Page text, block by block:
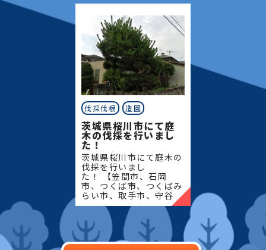
で伐採・抜根・剪定・草
刈りな
町】地域密着で伐採・抜
根・剪定・
伐採伐根 造園
茨城県桜川市にて庭
木の伐採を行いまし
た！
茨城県桜川市にて庭木の
伐採を行いまし
た！ 【笠間市、石岡
市、つくば市、つくばみ
らい市、取手市、守谷
市、筑西市、結城市、桜
川市、常総市、古河市、
坂東市、下妻市、八千代
町】地域密着で伐採・抜
根・剪定・草